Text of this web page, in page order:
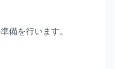
備を行います。